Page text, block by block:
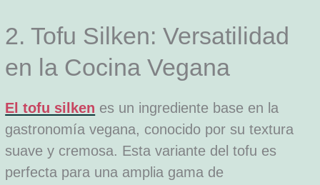
2. Tofu Silken: Versatilidad
en la Cocina Vegana
El tofu silken es un ingrediente base en la
gastronomía vegana, conocido por su textura
suave y cremosa. Esta variante del tofu es
perfecta para una amplia gama de